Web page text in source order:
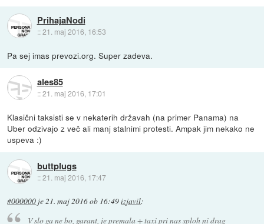
PrihajaNodi
::21. maj 2016, 16:53
Pa sej imas prevozi.org. Super zadeva.
ales85
::21. maj 2016, 17:01
Klasični taksisti se v nekaterih državah (na primer Panama) na
Uber odzivajo z več ali manj stalnimi protesti. Ampak jim nekako ne
uspeva :)
buttplugs
::21. maj 2016, 17:47
#000000 je21. maj 2016 ob 16:49izjavil:
V slo ga ne bo, garant, je premala + taxi pri nas sploh ni drag